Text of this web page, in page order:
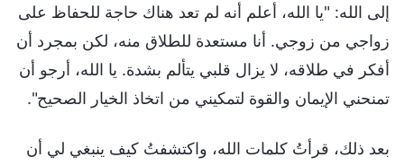
إلى الله: "يا الله، أعلم أنه لم تعد هناك حاجة للحفاظ على
زواجي من زوجي. أنا مستعدة للطلاق منه، لكن بمجرد أن
أفكر في طلاقه، لا يزال قلبي يتألم بشدة. يا الله، أرجو أن
تمنحني الإيمان والقوة لتمكيني من اتخاذ الخيار الصحيح".
بعد ذلك، قرأتُ كلمات الله، واكتشفتُ كيف ينبغي لي أن